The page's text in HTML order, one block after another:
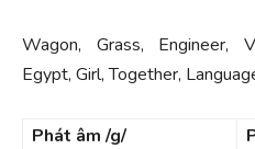
Wagon, Grass, Engineer,
Egypt, Girl, Together,
Phát âm /g/